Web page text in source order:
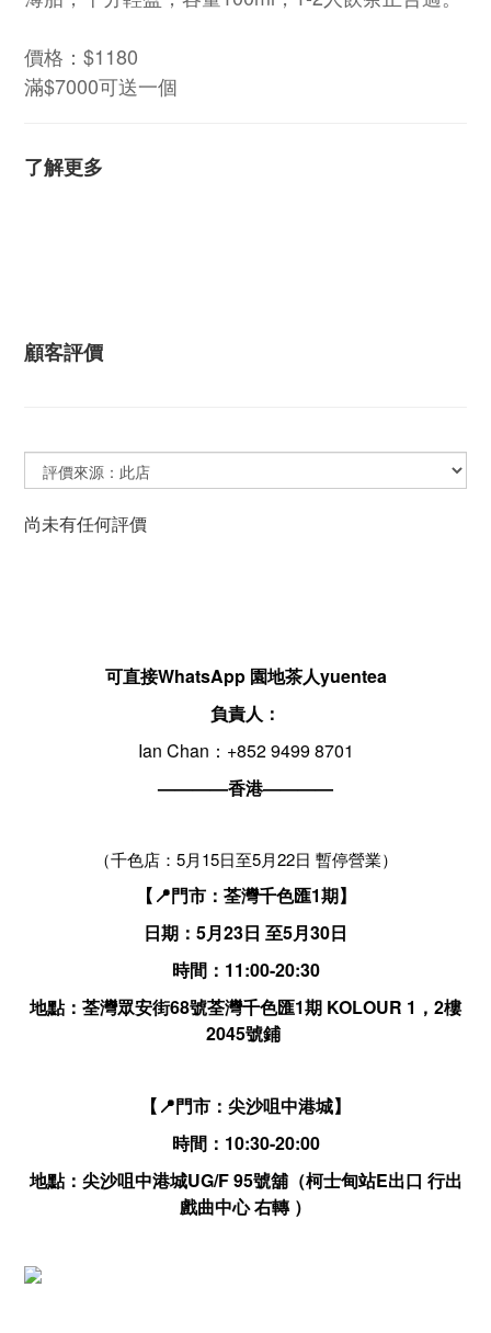
價格：$1180
滿$7000可送一個
了解更多
顧客評價
尚未有任何評價
可直接WhatsApp 園地茶人yuentea
負責人：
Ian Chan：+852 9499 8701
————香港————
（千色店：5月15日至5月22日 暫停營業）
【📍門市：荃灣千色匯1期】
日期：5月23日 至5月30日
時間：11:00-20:30
地點：荃灣眾安街68號荃灣千色匯1期 KOLOUR 1，2樓
2045號鋪
【📍門市：尖沙咀中港城】
時間：10:30-20:00
地點：尖沙咀中港城UG/F 95號舖（柯士甸站E出口 行出
戲曲中心 右轉 ）